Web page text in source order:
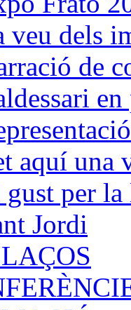
veu dels
de
aquí una
per
Jordi